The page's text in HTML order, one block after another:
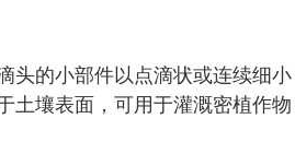
头的小部件以点滴状或连续细小
土壤表面，可用于灌溉密植作物